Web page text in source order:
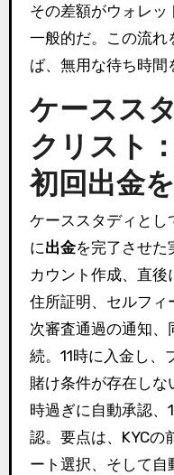
その差額がウォレ
一般的だ。この流れ
ば、無用な待ち時間
ケースス
クリスト
初回出金
ケーススタディとし
に出金を完了させた
カウント作成、直後
住所証明、セルフィ
次審査通過の通知
続。11時に入金し、
賭け条件が存在しな
時過ぎに自動承認、
認。要点は、KYCの
ート選択、そして